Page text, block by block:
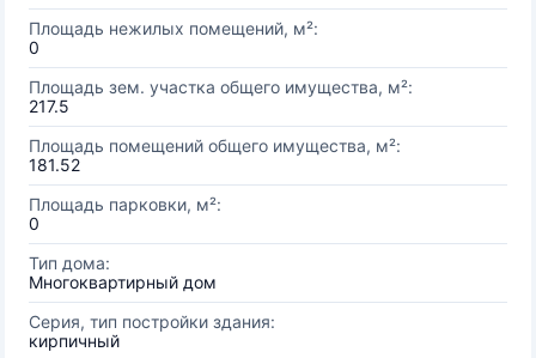
Площадь нежилых помещений, м²:
0
Площадь зем. участка общего имущества, м²:
217.5
Площадь помещений общего имущества, м²:
181.52
Площадь парковки, м²:
0
Тип дома:
Многоквартирный дом
Серия, тип постройки здания:
кирпичный